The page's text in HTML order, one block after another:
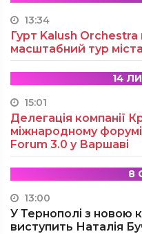
13:34
Гурт Kalush Orchestra
масштабний тур
14
15:01
Делегація компанії
міжнародному
Forum 3.0 у Варшаві
8
13:00
У Тернополі з новою
виступить Наталія